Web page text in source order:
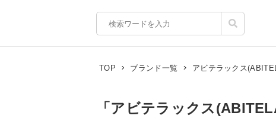
TOP ブランド一覧 アビテラックス
「アビテラックス